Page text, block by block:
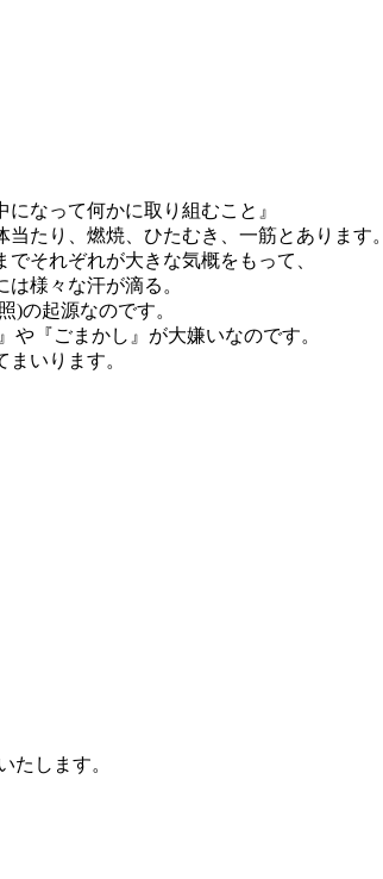
なって何かに取り組むこと』
たり、燃焼、ひたむき、一筋とあります。
それぞれが大きな気概をもって、
様々な汗が滴る。
)の起源なのです。
や『ごまかし』が大嫌いなのです。
いります。
たします。